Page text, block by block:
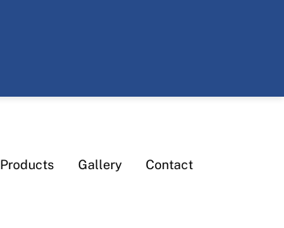
Products Gallery Contact